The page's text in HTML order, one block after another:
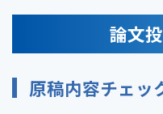
論文
原稿内容チェッ